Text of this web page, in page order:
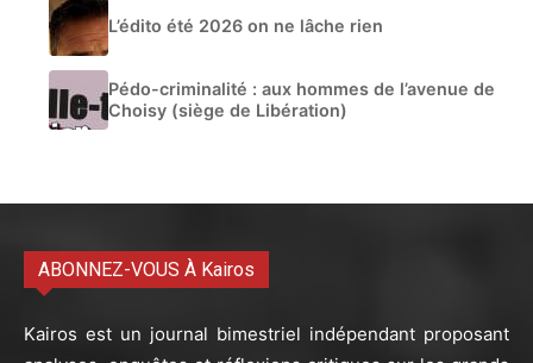
L’édito été 2026 on ne lâche rien
Pédo-criminalité : aux hommes de l’avenue de
Choisy (siège de Libération)
ABONNEZ-VOUS À Kairos
Kairos est un journal bimestriel indépendant proposant